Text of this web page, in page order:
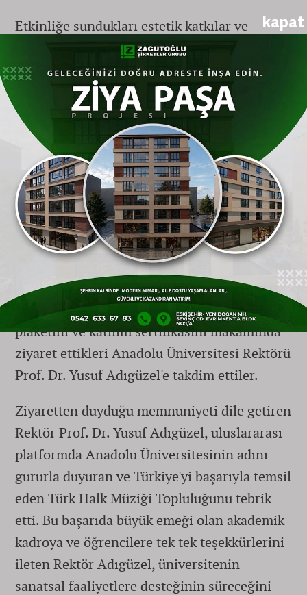
kapat
Etkinliğe sundukları estetik katkılar ve
başarılı sahne performansları dolayısıyla
Anadolu Üniversitesi Türk Halk Müziği
Topluluğu, festival komitesi tarafından
katılım sertifikası ve özel bir başarı plaketi ile
ödüllendirildi.
Festival Ödülleri Rektör Prof. Dr. Yusuf
Adıgüzel'e Takdim Edildi
Kuzey Makedonya dönüşünün ardından
Halkbilim Araştırmaları Merkezi Müdürü
Prof. Dr. Oytun Eren ile Müdür Yardımcısı
Öğr. Gör. Ahmet Şamil Erkoçak, festival
kapsamında topluluğa layık görülen başarı
plaketini ve katılım sertifikasını makamında
ziyaret ettikleri Anadolu Üniversitesi Rektörü
Prof. Dr. Yusuf Adıgüzel'e takdim ettiler.
Ziyaretten duyduğu memnuniyeti dile getiren
Rektör Prof. Dr. Yusuf Adıgüzel, uluslararası
platformda Anadolu Üniversitesinin adını
gururla duyuran ve Türkiye'yi başarıyla temsil
eden Türk Halk Müziği Topluluğunu tebrik
etti. Bu başarıda büyük emeği olan akademik
kadroya ve öğrencilere tek tek teşekkürlerini
ileten Rektör Adıgüzel, üniversitenin
sanatsal faaliyetlere desteğinin süreceğini